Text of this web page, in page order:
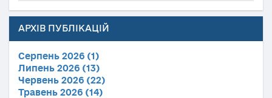
АРХІВ ПУБЛІКАЦІЙ
Серпень 2026 (1)
Липень 2026 (13)
Червень 2026 (22)
Травень 2026 (14)